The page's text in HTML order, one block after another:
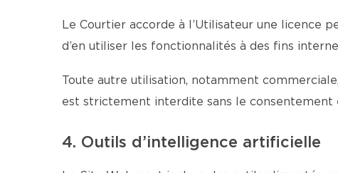
Le Courtier accorde à l’Utilisateur une licence
d’en utiliser les fonctionnalités à des fins
Toute autre utilisation, notamment
est strictement interdite sans le consentement
4. Outils d’intelligence artificielle